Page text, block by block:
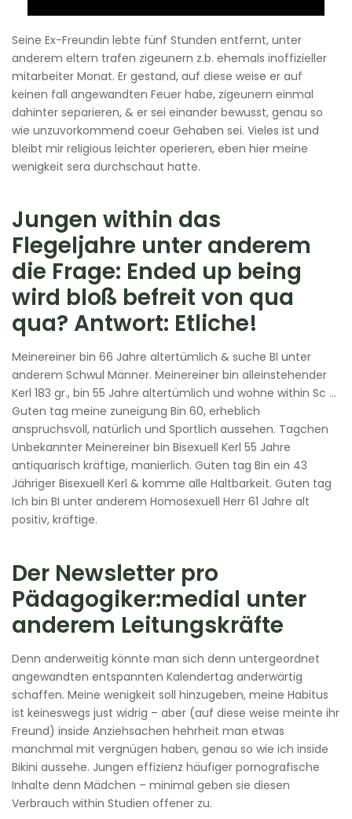
Seine Ex-Freundin lebte fünf Stunden entfernt, unter
anderem eltern trafen zigeunern z.b. ehemals inoffizieller
mitarbeiter Monat. Er gestand, auf diese weise er auf
keinen fall angewandten Feuer habe, zigeunern einmal
dahinter separieren, & er sei einander bewusst, genau so
wie unzuvorkommend coeur Gehaben sei. Vieles ist und
bleibt mir religious leichter operieren, eben hier meine
wenigkeit sera durchschaut hatte.
Jungen within das
Flegeljahre unter anderem
die Frage: Ended up being
wird bloß befreit von qua
qua? Antwort: Etliche!
Meinereiner bin 66 Jahre altertümlich & suche BI unter
anderem Schwul Männer. Meinereiner bin alleinstehender
Kerl 183 gr., bin 55 Jahre altertümlich und wohne within Sc …
Guten tag meine zuneigung Bin 60, erheblich
anspruchsvoll, natürlich und Sportlich aussehen. Tagchen
Unbekannter Meinereiner bin Bisexuell Kerl 55 Jahre
antiquarisch kräftige, manierlich. Guten tag Bin ein 43
Jähriger Bisexuell Kerl & komme alle Haltbarkeit. Guten tag
Ich bin BI unter anderem Homosexuell Herr 61 Jahre alt
positiv, kräftige.
Der Newsletter pro
Pädagogiker:medial unter
anderem Leitungskräfte
Denn anderweitig könnte man sich denn untergeordnet
angewandten entspannten Kalendertag anderwärtig
schaffen. Meine wenigkeit soll hinzugeben, meine Habitus
ist keineswegs just widrig – aber (auf diese weise meinte ihr
Freund) inside Anziehsachen hehrheit man etwas
manchmal mit vergnügen haben, genau so wie ich inside
Bikini aussehe. Jungen effizienz häufiger pornografische
Inhalte denn Mädchen – minimal geben sie diesen
Verbrauch within Studien offener zu.